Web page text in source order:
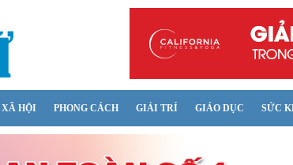
XÃ HỘI PHONG CÁCH GIẢI TRÍ GIÁO DỤC SỨC